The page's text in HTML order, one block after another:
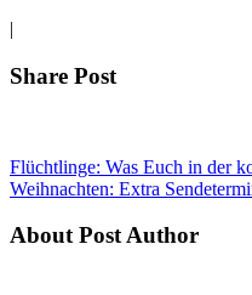
|
Share Post
Flüchtlinge: Was Euch in der
Weihnachten: Extra
About Post Author